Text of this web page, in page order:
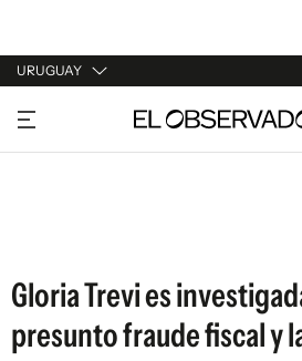
URUGUAY
URUGUAY
ARGENTINA
Gloria Trevi es
presunto fraude fiscal y